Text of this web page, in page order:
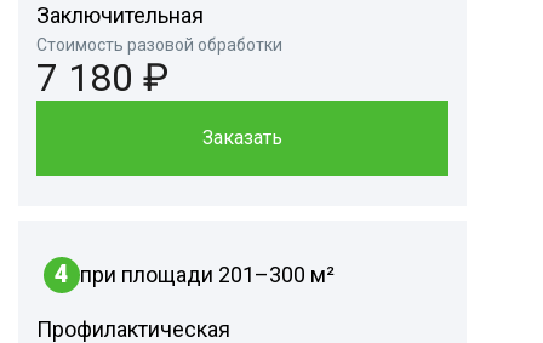
Заключительная
Стоимость разовой обработки
7 180 ₽
Заказать
4 при площади 201–300 м²
Профилактическая